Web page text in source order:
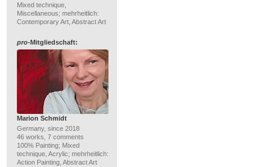
Mixed technique,
Miscellaneous; mehrheitlich:
Contemporary Art, Abstract Art
pro-Mitgliedschaft:
Marion Schmidt
Germany, since 2018
46 works, 7 comments
100% Painting; Mixed
technique, Acrylic; mehrheitlich:
Action Painting, Abstract Art